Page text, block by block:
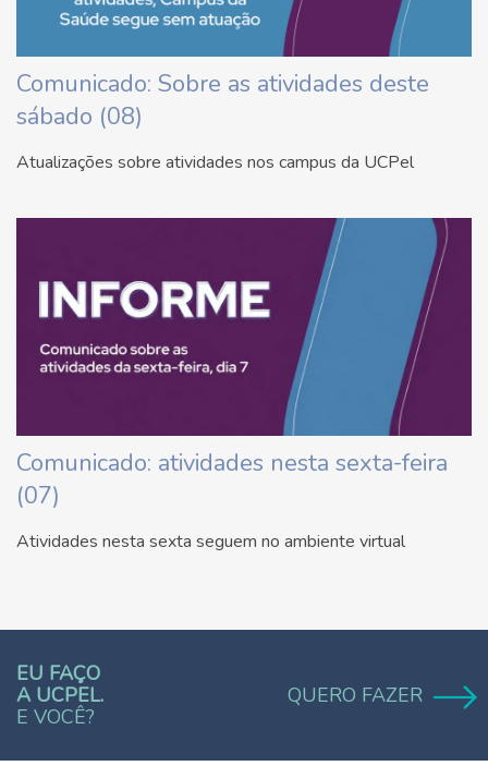
Comunicado: Sobre as atividades deste
sábado (08)
Atualizações sobre atividades nos campus da UCPel
Comunicado: atividades nesta sexta-feira
(07)
Atividades nesta sexta seguem no ambiente virtual
EU FAÇO
A UCPEL.
E VOCÊ?
QUERO FAZER